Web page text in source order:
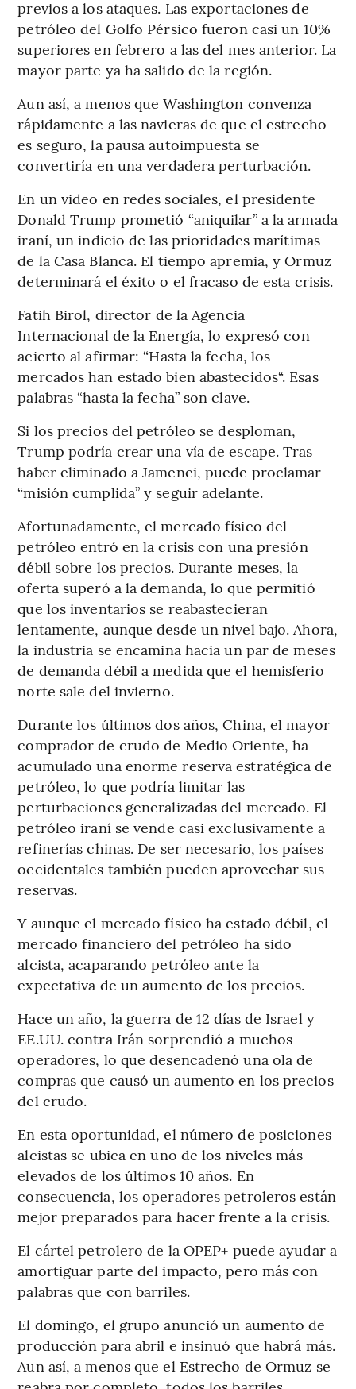
previos a los ataques. Las exportaciones de
petróleo del Golfo Pérsico fueron casi un 10%
superiores en febrero a las del mes anterior. La
mayor parte ya ha salido de la región.
Aun así, a menos que Washington convenza
rápidamente a las navieras de que el estrecho
es seguro, la pausa autoimpuesta se
convertiría en una verdadera perturbación.
En un video en redes sociales, el presidente
Donald Trump prometió “aniquilar” a la armada
iraní, un indicio de las prioridades marítimas
de la Casa Blanca. El tiempo apremia, y Ormuz
determinará el éxito o el fracaso de esta crisis.
Fatih Birol, director de la Agencia
Internacional de la Energía, lo expresó con
acierto al afirmar: “Hasta la fecha, los
mercados han estado bien abastecidos“. Esas
palabras “hasta la fecha” son clave.
Si los precios del petróleo se desploman,
Trump podría crear una vía de escape. Tras
haber eliminado a Jamenei, puede proclamar
“misión cumplida” y seguir adelante.
Afortunadamente, el mercado físico del
petróleo entró en la crisis con una presión
débil sobre los precios. Durante meses, la
oferta superó a la demanda, lo que permitió
que los inventarios se reabastecieran
lentamente, aunque desde un nivel bajo. Ahora,
la industria se encamina hacia un par de meses
de demanda débil a medida que el hemisferio
norte sale del invierno.
Durante los últimos dos años, China, el mayor
comprador de crudo de Medio Oriente, ha
acumulado una enorme reserva estratégica de
petróleo, lo que podría limitar las
perturbaciones generalizadas del mercado. El
petróleo iraní se vende casi exclusivamente a
refinerías chinas. De ser necesario, los países
occidentales también pueden aprovechar sus
reservas.
Y aunque el mercado físico ha estado débil, el
mercado financiero del petróleo ha sido
alcista, acaparando petróleo ante la
expectativa de un aumento de los precios.
Hace un año, la guerra de 12 días de Israel y
EE.UU. contra Irán sorprendió a muchos
operadores, lo que desencadenó una ola de
compras que causó un aumento en los precios
del crudo.
En esta oportunidad, el número de posiciones
alcistas se ubica en uno de los niveles más
elevados de los últimos 10 años. En
consecuencia, los operadores petroleros están
mejor preparados para hacer frente a la crisis.
El cártel petrolero de la OPEP+ puede ayudar a
amortiguar parte del impacto, pero más con
palabras que con barriles.
El domingo, el grupo anunció un aumento de
producción para abril e insinuó que habrá más.
Aun así, a menos que el Estrecho de Ormuz se